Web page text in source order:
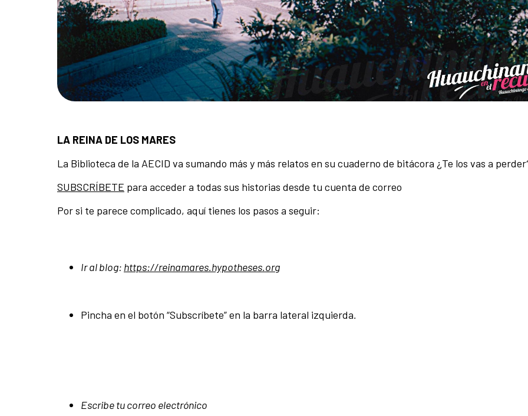
LA REINA DE LOS MARES
La Biblioteca de la AECID va sumando más y más relatos en su cuaderno de bitácora ¿Te los vas a
SUBSCRÍBETE para acceder a todas sus historias desde tu cuenta de correo
Por si te parece complicado, aquí tienes los pasos a seguir:
Ir al blog: https://reinamares.hypotheses.org
Pincha en el botón “Subscríbete” en la barra lateral izquierda.
Escribe tu correo electrónico